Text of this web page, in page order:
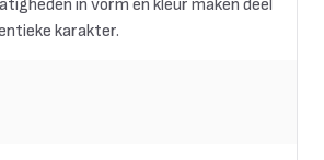
in vorm en kleur maken deel
karakter.